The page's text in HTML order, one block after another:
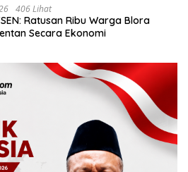
406 Lihat
Ratusan Ribu Warga Blora
Secara Ekonomi